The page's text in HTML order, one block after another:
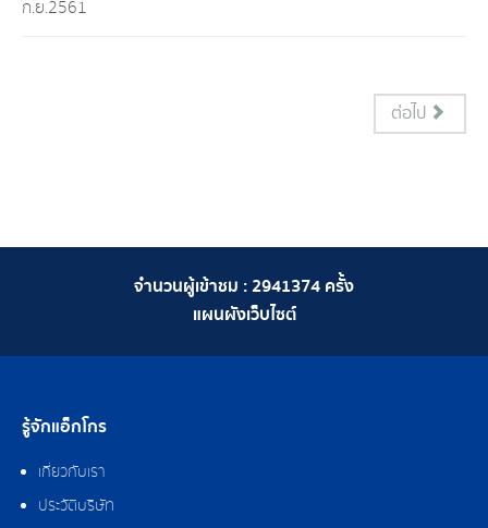
ก.ย.2561
ต่อไป
จำนวนผู้เข้าชม :2941374 ครั้ง
แผนผังเว็บไซต์
รู้จักแอ็กโกร
เกี่ยวกับเรา
ประวัติบริษัท